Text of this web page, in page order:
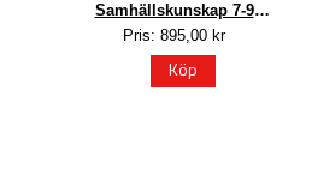
Samhällskunskap 7-9
Lärarhandledning PDF
Pris: 895,00 kr
Köp